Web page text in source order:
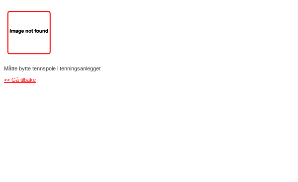
Måtte bytte tennspole i tenningsanlegget
<< Gå tilbake